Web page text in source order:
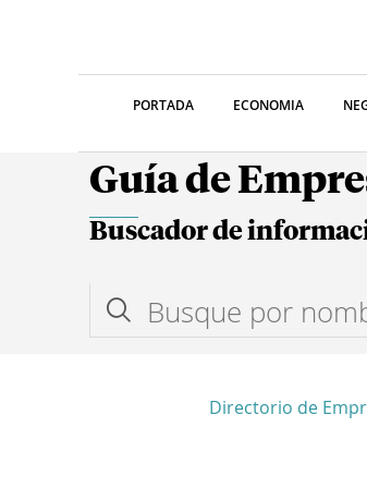
PORTADA ECONOMIA
Guía de
Buscador de
Directorio de